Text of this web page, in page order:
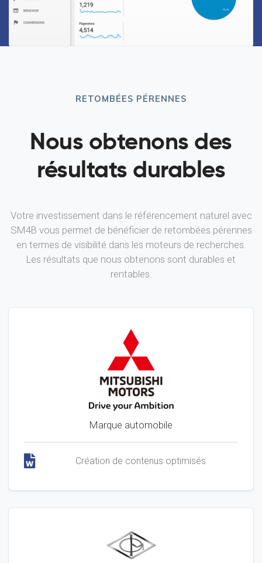
RETOMBÉES PÉRENNES
Nous obtenons des
résultats durables
Votre investissement dans le référencement naturel avec
SM4B vous permet de bénéficier de retombées pérennes
en termes de visibilité dans les moteurs de recherches.
Les résultats que nous obtenons sont durables et
rentables.
Marque automobile
Création de contenus optimisés